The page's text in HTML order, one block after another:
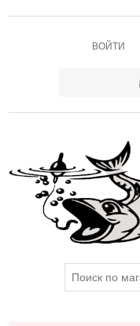
ВОЙТИ